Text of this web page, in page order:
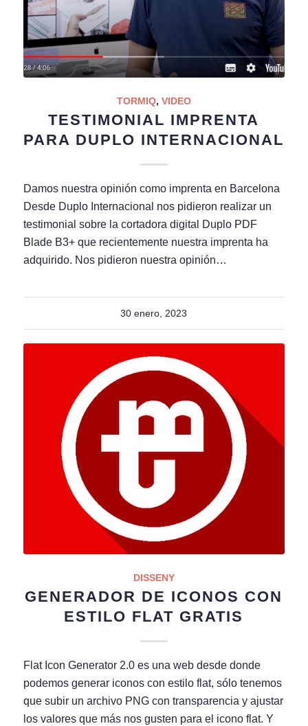
TORMIQ, VIDEO
TESTIMONIAL IMPRENTA
PARA DUPLO INTERNACIONAL
Damos nuestra opinión como imprenta en Barcelona
Desde Duplo Internacional nos pidieron realizar un
testimonial sobre la cortadora digital Duplo PDF
Blade B3+ que recientemente nuestra imprenta ha
adquirido. Nos pidieron nuestra opinión…
30 enero, 2023
DISSENY
GENERADOR DE ICONOS CON
ESTILO FLAT GRATIS
Flat Icon Generator 2.0 es una web desde donde
podemos generar iconos con estilo flat, sólo tenemos
que subir un archivo PNG con transparencia y ajustar
los valores que más nos gusten para el icono flat. Y